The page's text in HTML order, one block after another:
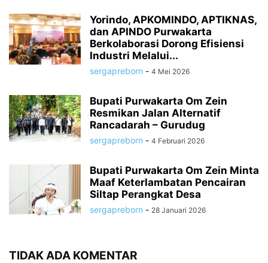
Yorindo, APKOMINDO, APTIKNAS,
dan APINDO Purwakarta
Berkolaborasi Dorong Efisiensi
Industri Melalui...
sergapreborn - 4 Mei 2026
Bupati Purwakarta Om Zein
Resmikan Jalan Alternatif
Rancadarah – Gurudug
sergapreborn - 4 Februari 2026
Bupati Purwakarta Om Zein Minta
Maaf Keterlambatan Pencairan
Siltap Perangkat Desa
sergapreborn - 28 Januari 2026
TIDAK ADA KOMENTAR